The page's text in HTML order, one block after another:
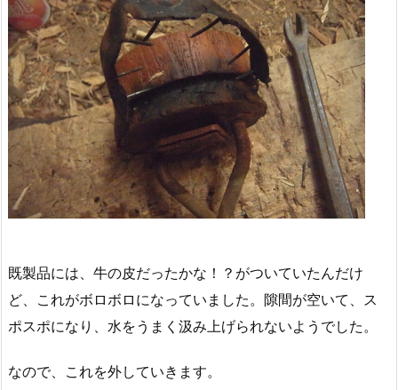
既製品には、牛の皮だったかな！？がついていたんだけ
ど、これがボロボロになっていました。隙間が空いて、ス
ポスポになり、水をうまく汲み上げられないようでした。
なので、これを外していきます。